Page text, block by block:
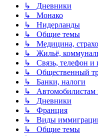
↳ Дневники
↳ Монако
↳ Нидерланды
↳ Общие темы
↳ Медицина,
↳ Жильё,
↳ Связь, телефон и
↳ Общественный
↳ Банки, налоги
↳ Автомобилистам
↳ Дневники
↳ Франция
↳ Виды
↳ Общие темы